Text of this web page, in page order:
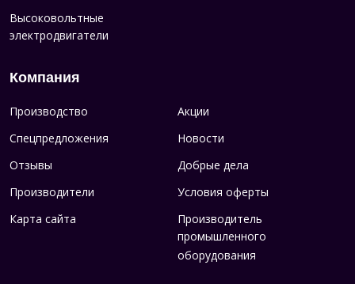
Высоковольтные
электродвигатели
Компания
Производство
Акции
Спецпредложения
Новости
Отзывы
Добрые дела
Производители
Условия оферты
Карта сайта
Производитель
промышленного
оборудования